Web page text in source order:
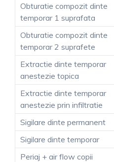
Obturatie compozit dinte
temporar 1 suprafata
Obturatie compozit dinte
temporar 2 suprafete
Extractie dinte temporar
anestezie topica
Extractie dinte temporar
anestezie prin infiltratie
Sigilare dinte permanent
Sigilare dinte temporar
Periaj + air flow copii